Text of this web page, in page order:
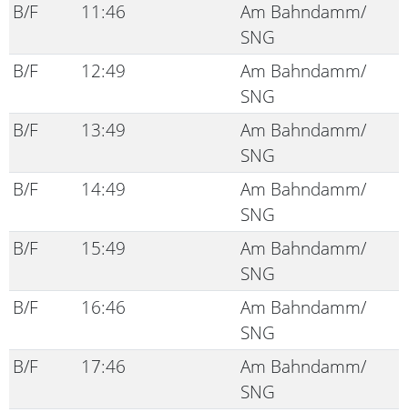
B/F
11:46
Am Bahndamm/
SNG
B/F
12:49
Am Bahndamm/
SNG
B/F
13:49
Am Bahndamm/
SNG
B/F
14:49
Am Bahndamm/
SNG
B/F
15:49
Am Bahndamm/
SNG
B/F
16:46
Am Bahndamm/
SNG
B/F
17:46
Am Bahndamm/
SNG